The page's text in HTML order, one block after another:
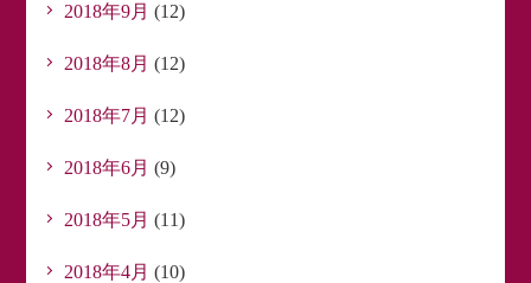
2018年9月 (12)
2018年8月 (12)
2018年7月 (12)
2018年6月 (9)
2018年5月 (11)
2018年4月 (10)